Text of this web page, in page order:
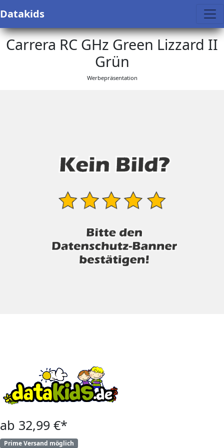
Datakids
Carrera RC GHz Green Lizzard II
Grün
Werbepräsentation
ab 32,99 €*
Prime Versand möglich